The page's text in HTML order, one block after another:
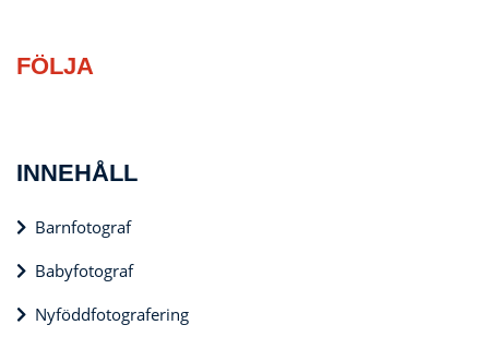
FÖLJA
INNEHÅLL
Barnfotograf
Babyfotograf
Nyföddfotografering